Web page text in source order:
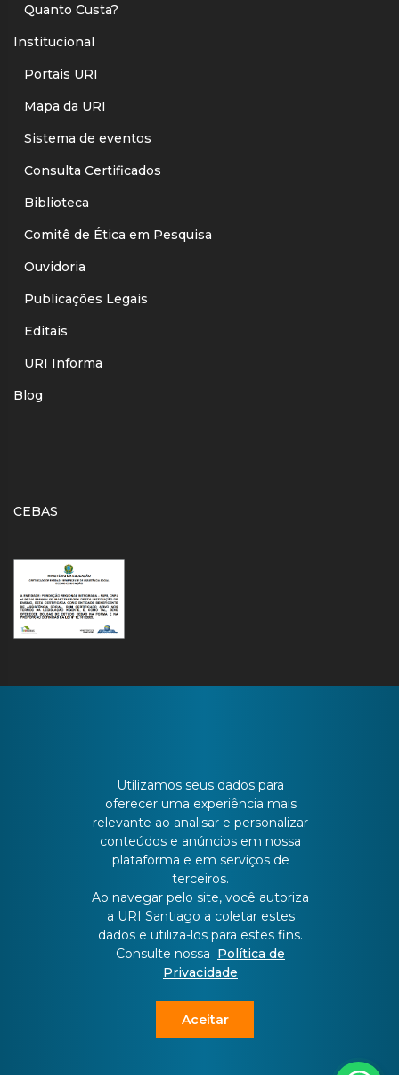
Quanto Custa?
Institucional
Portais URI
Mapa da URI
Sistema de eventos
Consulta Certificados
Biblioteca
Comitê de Ética em Pesquisa
Ouvidoria
Publicações Legais
Editais
URI Informa
Blog
CEBAS
Batista Bonoto Sobrinho, 733
55 3251-3151
atendimento@urisantiago.br
Utilizamos seus dados para
oferecer uma experiência mais
relevante ao analisar e personalizar
conteúdos e anúncios em nossa
plataforma e em serviços de
terceiros.
Ao navegar pelo site, você autoriza
a URI Santiago a coletar estes
dados e utiliza-los para estes fins.
Consulte nossa Política de
Privacidade
Aceitar